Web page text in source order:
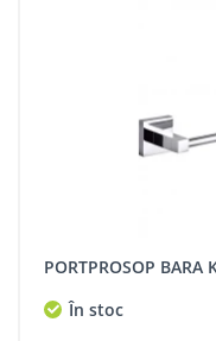
PORTPROSOP
În stoc